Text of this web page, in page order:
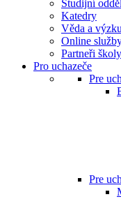
Studijní
Katedry
Věda a
Online
Partneři školy
Pro uchazeče
Pre
Pre